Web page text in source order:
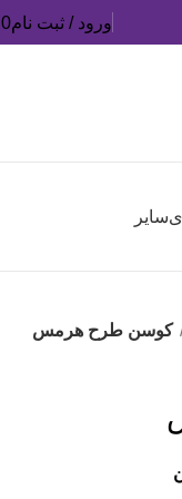
ورود / ثبت نام0
سایر
کوسن طرح هرمس